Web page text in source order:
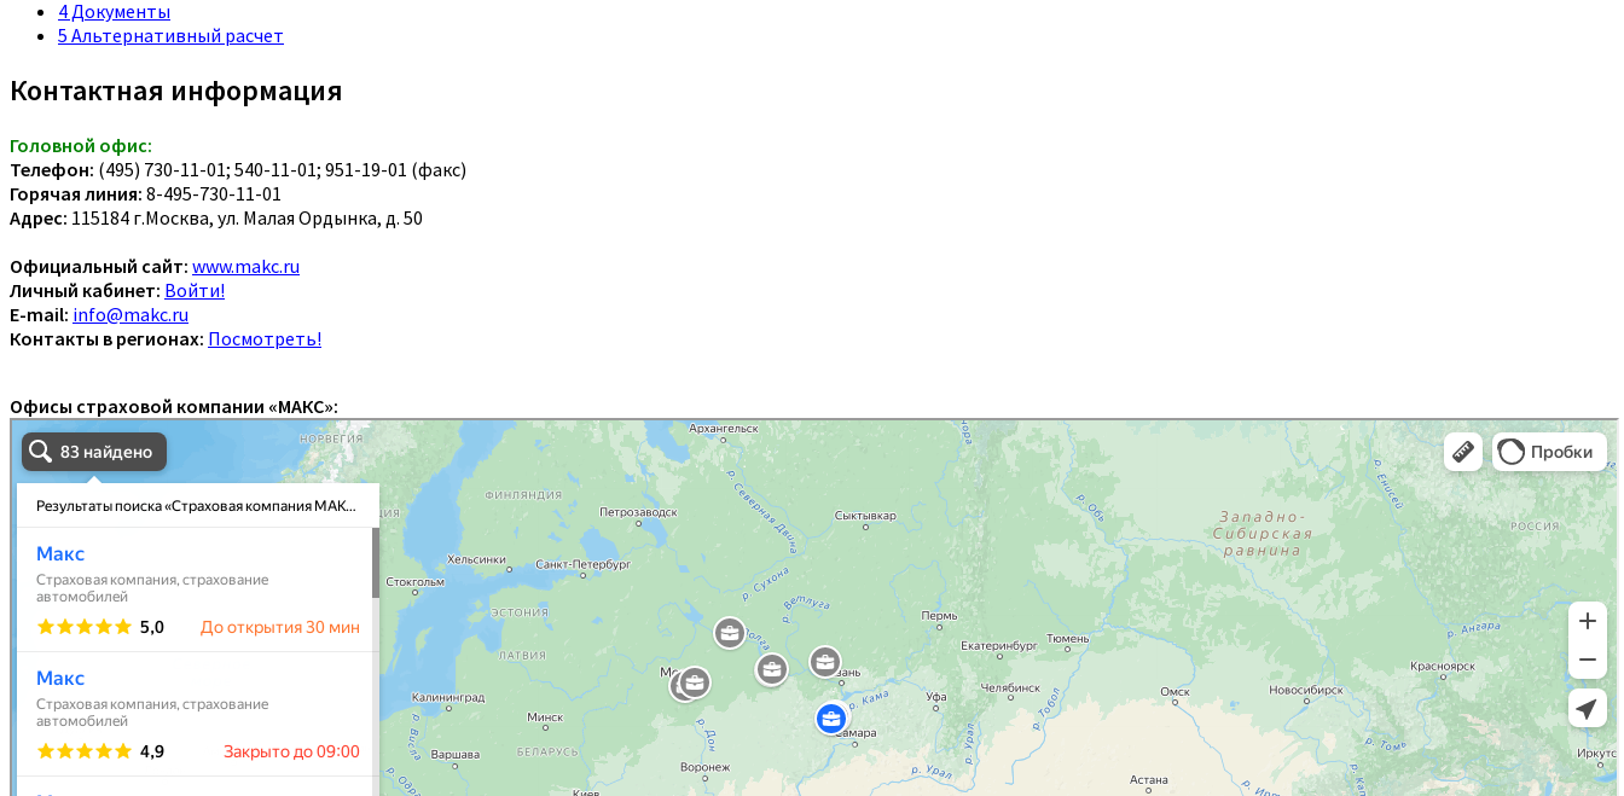
4 Документы
5 Альтернативный расчет
Контактная информация
Головной офис:
Телефон: (495) 730-11-01; 540-11-01; 951-19-01 (факс)
Горячая линия: 8-495-730-11-01
Адрес: 115184 г.Москва, ул. Малая Ордынка, д. 50
Официальный сайт: www.makc.ru
Личный кабинет: Войти!
E-mail: info@makc.ru
Контакты в регионах: Посмотреть!
Офисы страховой компании «МАКС»: